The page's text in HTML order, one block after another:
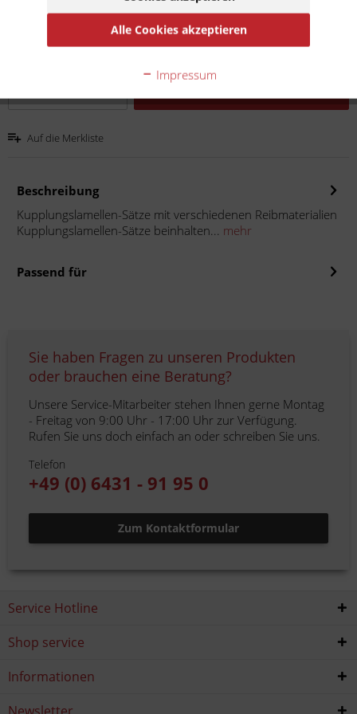
zzgl. Versandkosten
Lieferzeit 10 Werktage
Auf die Merkliste
Beschreibung
Kupplungslamellen-Sätze mit verschiedenen Reibmaterialien
Kupplungslamellen-Sätze beinhalten... mehr
Passend für
Sie haben Fragen zu unseren Produkten
oder brauchen eine Beratung?
Unsere Service-Mitarbeiter stehen Ihnen gerne Montag
- Freitag von 9:00 Uhr - 17:00 Uhr zur Verfügung.
Rufen Sie uns doch einfach an oder schreiben Sie uns.
Telefon
+49 (0) 6431 - 91 95 0
Zum Kontaktformular
Service Hotline
Shop service
Informationen
Alle Cookies akzeptieren
Impressum